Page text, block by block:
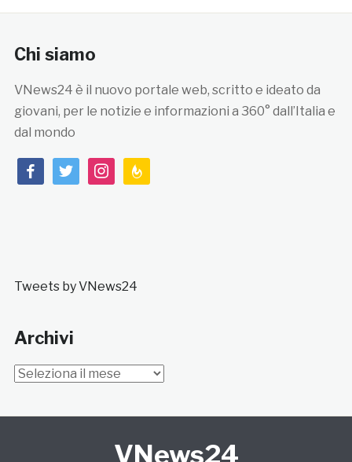
Chi siamo
VNews24 è il nuovo portale web, scritto e ideato da
giovani, per le notizie e informazioni a 360° dall’Italia e
dal mondo
facebooktwitterinstagramfeedburner
Tweets by VNews24
Archivi
Archivi
VNews24